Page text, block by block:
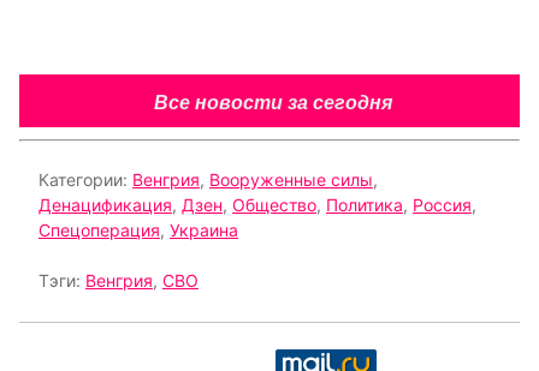
Все новости за сегодня
Категории: Венгрия, Вооруженные силы,
Денацификация, Дзен, Общество, Политика, Россия,
Спецоперация, Украина
Тэги: Венгрия, СВО